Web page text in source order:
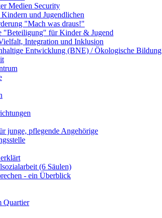
Medien Security
und Jugendlichen
"Mach was draus!"
"Beteiligung" für Kinder & Jugend
Integration und Inklusion
Entwicklung (BNE) / Ökologische Bildung
junge, pflegende Angehörige
(6 Säulen)
- ein Überblick
Quartier